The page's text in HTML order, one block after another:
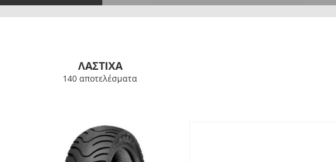
ΛΑΣΤΙΧΑ
140 απoτελέσματα